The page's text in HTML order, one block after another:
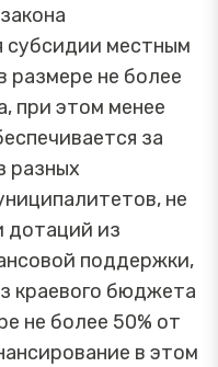
субсидии местным
не более
при этом менее
за
разных
не
дотаций из
поддержки,
краевого бюджета
не более 50% от
в этом